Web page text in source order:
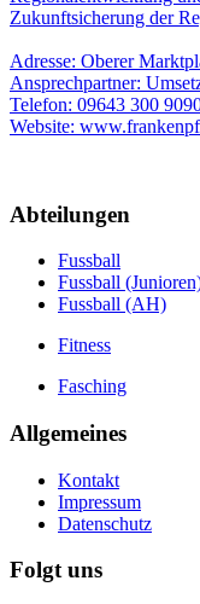
Zukunftsicherung der
Adresse: Oberer
Ansprechpartner:
Telefon: 09643 300
Website:
Abteilungen
Fussball
Fussball
Fussball (AH)
Fitness
Fasching
Allgemeines
Kontakt
Impressum
Datenschutz
Folgt uns